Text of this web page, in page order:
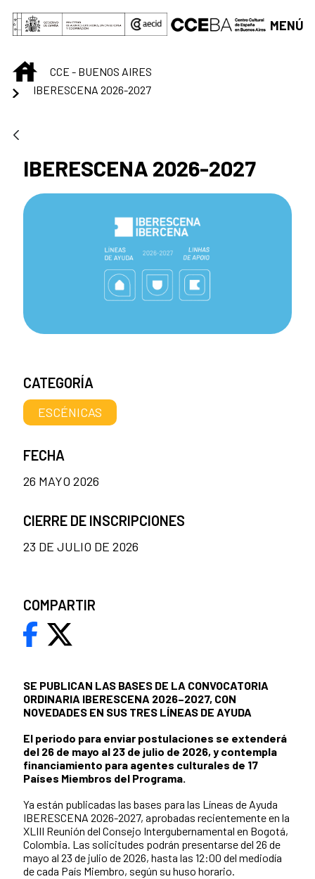
Saltar al contenido principal
MENÚ
INICIOCCE - BUENOS AIRES
IBERESCENA 2026-2027
IBERESCENA 2026-2027
SE PUBLICAN LAS BASES DE LA CONVOCATORIA
ORDINARIA IBERESCENA 2026–2027, CON
NOVEDADES EN SUS TRES LÍNEAS DE AYUDA
El periodo para enviar postulaciones se extenderá
del 26 de mayo al 23 de julio de 2026, y contempla
financiamiento para agentes culturales de 17
Países Miembros del Programa.
Ya están publicadas las bases para las Líneas de Ayuda
IBERESCENA 2026-2027, aprobadas recientemente en la
XLIII Reunión del Consejo Intergubernamental en Bogotá,
Colombia. Las solicitudes podrán presentarse del 26 de
mayo al 23 de julio de 2026, hasta las 12:00 del mediodía
de cada País Miembro, según su huso horario.
CATEGORÍA
ESCÉNICAS
FECHA
26 MAYO 2026
CIERRE DE INSCRIPCIONES
23 DE JULIO DE 2026
COMPARTIR